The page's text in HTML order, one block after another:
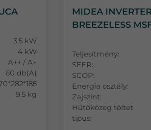
3.5 kW
4 kW
A++ / A+
60 db(A)
9.5 kg
MIDEA
BREEZELESS
Teljesítmény:
SEER:
SCOP:
Energia osztály:
Zajszint:
Hűtőközeg töltet
típus: